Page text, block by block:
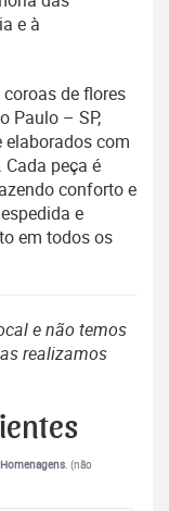
e à
de flores
Paulo – SP,
com
peça é
conforto e
e
em todos os
e não temos
realizamos
Homenagens. (não